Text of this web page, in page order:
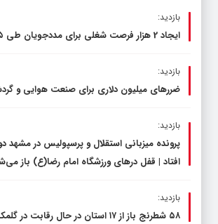
بازدید:
ایجاد 2 هزار فرصت شغلی برای مددجویان طی ۵ سال گذشته
بازدید:
ضررهای میلیون دلاری برای صنعت هوایی و
بازدید:
پرونده میزبانی استقلال و پرسپولیس در مشهد
افتاد | قفل در‌های ورزشگاه امام رضا(ع) باز
بازدید:
۵۸ شطرنج‌ باز از ۱۷ استان در حال رقابت در گلمکان